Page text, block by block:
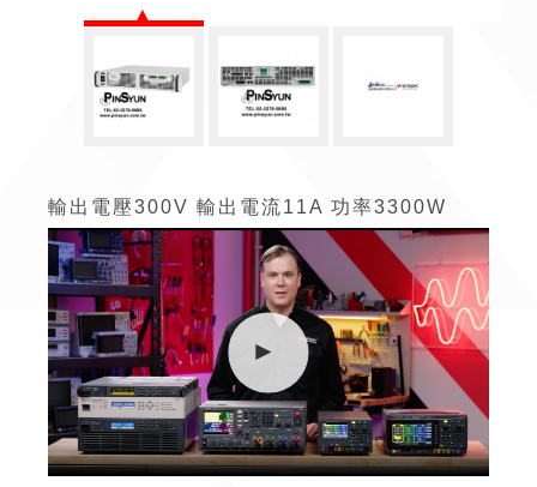
輸出電壓300V 輸出電流11A 功率3300W